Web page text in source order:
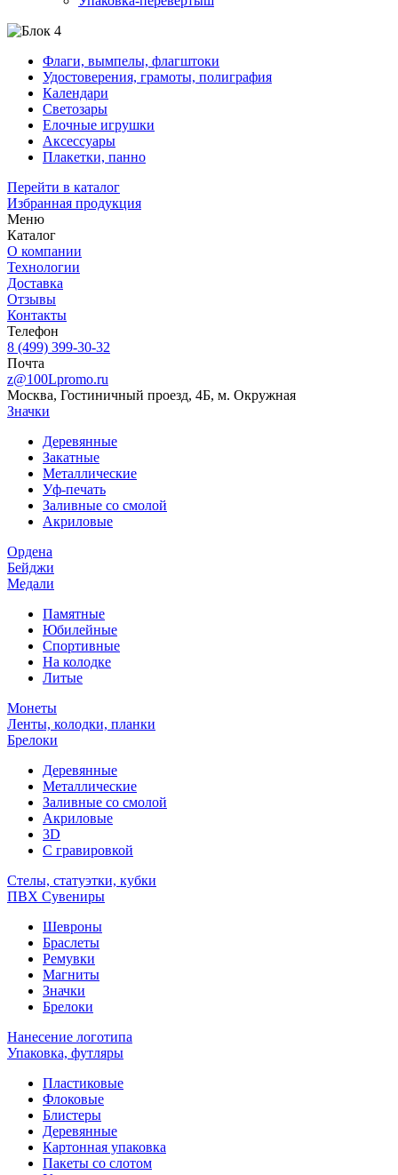
Флаги, вымпелы, флагштоки
Удостоверения, грамоты, полиграфия
Календари
Светозары
Елочные игрушки
Аксессуары
Плакетки, панно
Перейти в каталог
Избранная продукция
Меню
Каталог
О компании
Технологии
Доставка
Отзывы
Контакты
Телефон
8 (499) 399-30-32
Почта
z@100Lpromo.ru
Москва, Гостиничный проезд, 4Б, м. Окружная
Значки
Деревянные
Закатные
Металлические
Уф-печать
Заливные со смолой
Акриловые
Ордена
Бейджи
Медали
Памятные
Юбилейные
Спортивные
На колодке
Литые
Монеты
Ленты, колодки, планки
Брелоки
Деревянные
Металлические
Заливные со смолой
Акриловые
3D
C гравировкой
Стелы, статуэтки, кубки
ПВХ Сувениры
Шевроны
Браслеты
Ремувки
Магниты
Значки
Брелоки
Нанесение логотипа
Упаковка, футляры
Пластиковые
Флоковые
Блистеры
Деревянные
Картонная упаковка
Пакеты со слотом